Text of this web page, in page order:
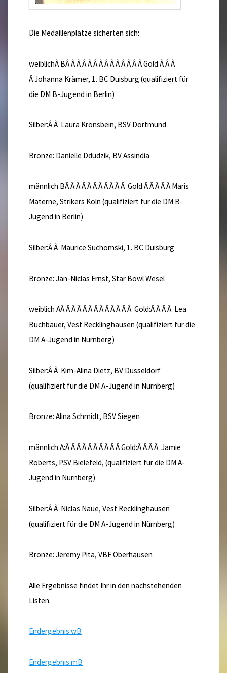
Die Medaillenplätze sicherten sich:
weiblichÂ BÂ Â Â Â Â Â Â Â Â Â Â Â Â Â Gold:Â Â Â
Â Johanna Krämer, 1. BC Duisburg (qualifiziert für
die DM B-Jugend in Berlin)
Silber:Â Â Laura Kronsbein, BSV Dortmund
Bronze: Danielle Ddudzik, BV Assindia
männlich BÂ Â Â Â Â Â Â Â Â Â Â Gold:Â Â Â Â Â Maris
Materne, Strikers Köln (qualifiziert für die DM B-
Jugend in Berlin)
Silber:Â Â Maurice Suchomski, 1. BC Duisburg
Bronze: Jan-Niclas Ernst, Star Bowl Wesel
weiblich AÂ Â Â Â Â Â Â Â Â Â Â Â Â Gold:Â Â Â Â Lea
Buchbauer, Vest Recklinghausen (qualifiziert für die
DM A-Jugend in Nürnberg)
Silber:Â Â Kim-Alina Dietz, BV Düsseldorf
(qualifiziert für die DM A-Jugend in Nürnberg)
Bronze: Alina Schmidt, BSV Siegen
männlich A:Â Â Â Â Â Â Â Â Â Â Gold:Â Â Â Â Jamie
Roberts, PSV Bielefeld, (qualifiziert für die DM A-
Jugend in Nürnberg)
Silber:Â Â Niclas Naue, Vest Recklinghausen
(qualifiziert für die DM A-Jugend in Nürnberg)
Bronze: Jeremy Pita, VBF Oberhausen
Alle Ergebnisse findet Ihr in den nachstehenden
Listen.
Endergebnis wB
Endergebnis mB